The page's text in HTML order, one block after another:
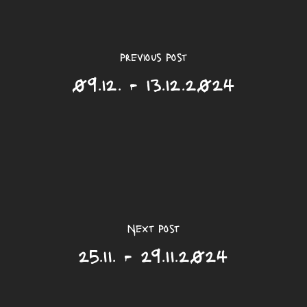
Previous Post
09.12. - 13.12.2024
Next Post
25.11. - 29.11.2024